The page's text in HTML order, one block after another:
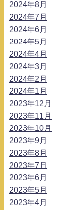
2024年8月
2024年7月
2024年6月
2024年5月
2024年4月
2024年3月
2024年2月
2024年1月
2023年12月
2023年11月
2023年10月
2023年9月
2023年8月
2023年7月
2023年6月
2023年5月
2023年4月